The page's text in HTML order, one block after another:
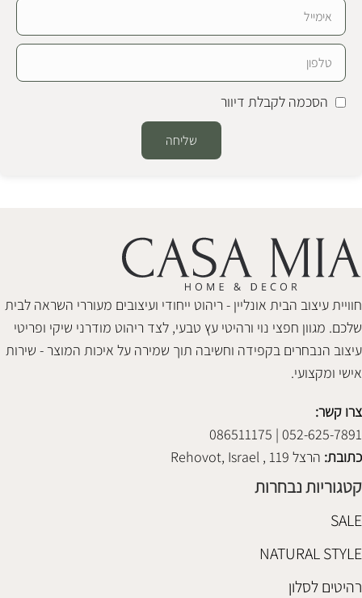
הסכמה לקבלת דיוור
שליחה
חוויית עיצוב הבית אונליין - ריהוט ייחודי ועיצובים מעוררי השראה לבית
שלכם. מגוון חפצי נוי ורהיטי עץ טבעי, לצד ריהוט מודרני שיקי ופריטי
עיצוב הנבחרים בקפידה וחשיבה תוך שמירה על איכות המוצר - שירות
אישי ומקצועי.
צרו קשר:
052-625-7891 | 086511175
כתובת: הרצל 119 , Rehovot, Israel
קטגוריות נבחרות
SALE
NATURAL STYLE
רהיטים לסלון